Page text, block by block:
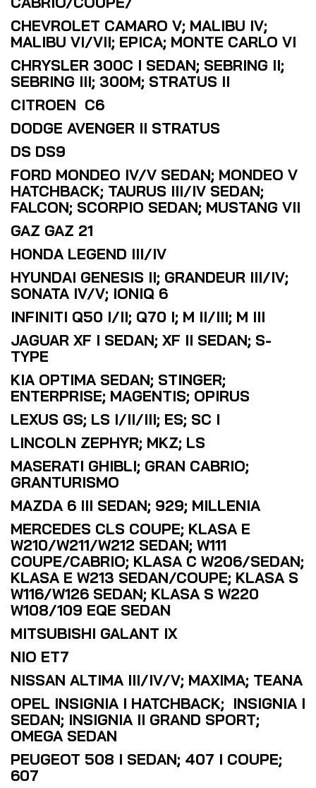
CHEVROLET CAMARO V; MALIBU IV;
MALIBU VI/VII; EPICA; MONTE CARLO VI
CHRYSLER 300C I SEDAN; SEBRING II;
SEBRING III; 300M; STRATUS II
CITROEN C6
DODGE AVENGER II STRATUS
DS DS9
FORD MONDEO IV/V SEDAN; MONDEO V
HATCHBACK; TAURUS III/IV SEDAN;
FALCON; SCORPIO SEDAN; MUSTANG VII
GAZ GAZ 21
HONDA LEGEND III/IV
HYUNDAI GENESIS II; GRANDEUR III/IV;
SONATA IV/V; IONIQ 6
INFINITI Q50 I/II; Q70 I; M II/III; M III
JAGUAR XF I SEDAN; XF II SEDAN; S-
TYPE
KIA OPTIMA SEDAN; STINGER;
ENTERPRISE; MAGENTIS; OPIRUS
LEXUS GS; LS I/II/III; ES; SC I
LINCOLN ZEPHYR; MKZ; LS
MASERATI GHIBLI; GRAN CABRIO;
GRANTURISMO
MAZDA 6 III SEDAN; 929; MILLENIA
MERCEDES CLS COUPE; KLASA E
W210/W211/W212 SEDAN; W111
COUPE/CABRIO; KLASA C W206/SEDAN;
KLASA E W213 SEDAN/COUPE; KLASA S
W116/W126 SEDAN; KLASA S W220
W108/109 EQE SEDAN
MITSUBISHI GALANT IX
NIO ET7
NISSAN ALTIMA III/IV/V; MAXIMA; TEANA
OPEL INSIGNIA I HATCHBACK; INSIGNIA I
SEDAN; INSIGNIA II GRAND SPORT;
OMEGA SEDAN
PEUGEOT 508 I SEDAN; 407 I COUPE;
607